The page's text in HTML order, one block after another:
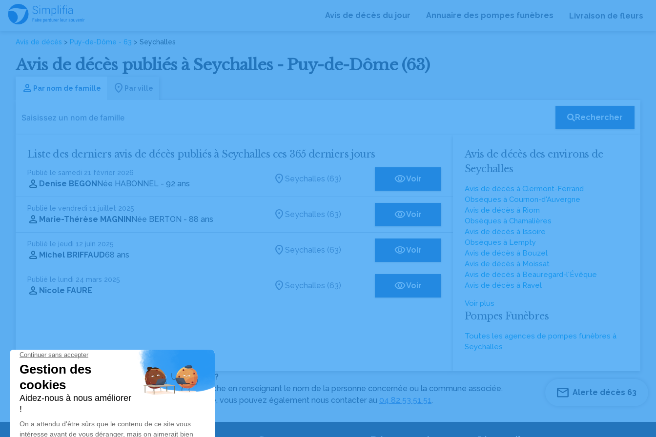
Avis de décès du jour Annuaire des pompes funèbres Livraison de fleurs
Avis de décès > Puy-de-Dôme - 63 > Seychalles
Avis de décès publiés à Seychalles - Puy-de-Dôme (63)
Par nom de famille Par ville
Rechercher
Liste des derniers avis de décès publiés à Seychalles ces 365 derniers jours
Publié le samedi 21 février 2026
Denise BEGONNée HABONNEL - 92 ans
Seychalles (63) Voir
Publié le vendredi 11 juillet 2025
Marie-Thérèse MAGNINNée BERTON - 88 ans
Seychalles (63) Voir
Publié le jeudi 12 juin 2025
Michel BRIFFAUD68 ans
Seychalles (63) Voir
Publié le lundi 24 mars 2025
Nicole FAURE
Seychalles (63) Voir
Avis de décès des environs de
Seychalles
Avis de décès à Clermont-Ferrand
Obsèques à Cournon-d'Auvergne
Avis de décès à Riom
Obsèques à Chamalières
Avis de décès à Issoire
Obsèques à Lempty
Avis de décès à Bouzel
Avis de décès à Moissat
Avis de décès à Beauregard-l'Évêque
Avis de décès à Ravel
Voir plus
Pompes Funèbres
Toutes les agences de pompes funèbres à
Seychalles
Vous ne trouvez pas l’avis de décès recherché ?
Pour affiner votre recherche, utilisez la barre de recherche en renseignant le nom de la personne concernée ou la commune associée.
Pour toute question relative au fonctionnement du site, vous pouvez également nous contacter au 04 82 53 51 51.
Alerte décès 63